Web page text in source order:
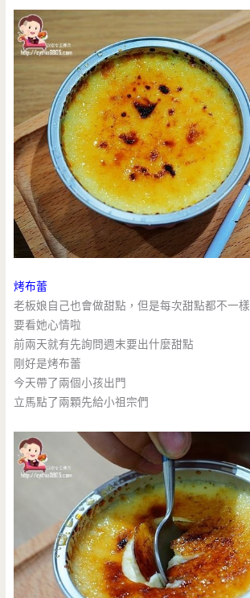
烤布蕾
老板娘自己也會做甜點，但是每次甜點都不一樣
要看她心情啦
前兩天就有先詢問週末要出什麼甜點
剛好是烤布蕾
今天帶了兩個小孩出門
立馬點了兩顆先給小祖宗們